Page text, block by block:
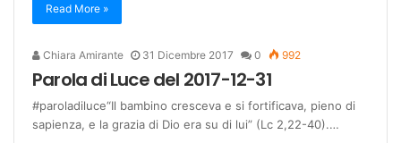
Read More »
Chiara Amirante 31 Dicembre 2017 0 992
Parola di Luce del 2017-12-31
#paroladiluce“Il bambino cresceva e si fortificava, pieno di
sapienza, e la grazia di Dio era su di lui” (Lc 2,22-40).…